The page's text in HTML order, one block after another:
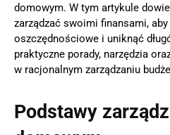
domowym. W tym artykule
zarządzać swoimi finansami,
oszczędnościowe i uniknąć
praktyczne porady, narzędzia
w racjonalnym zarządzaniu
Podstawy